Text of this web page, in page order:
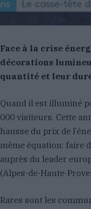
Face à la crise
décorations
quantité et leur
Quand il est illuminé
000 visiteurs. Cette
hausse du prix de
même équation: faire
auprès du leader
(Alpes-de-Haute-
Rares sont les